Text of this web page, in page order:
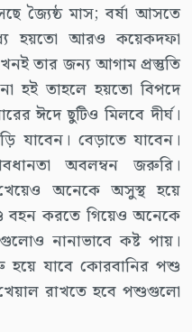
জ্যৈষ্ঠ মাস; বর্ষা আসতে
হয়তো আরও কয়েকদফা
তার জন্য আগাম প্রস্তুতি
না হই তাহলে হয়তো বিপদে
ঈদে ছুটিও মিলবে দীর্ঘ।
যাবেন। বেড়াতে যাবেন।
অবলম্বন জরুরি।
অনেকে অসুস্থ হয়ে
বহন করতে গিয়েও অনেকে
নানাভাবে কষ্ট পায়।
যাবে কোরবানির পশু
রাখতে হবে পশুগুলো